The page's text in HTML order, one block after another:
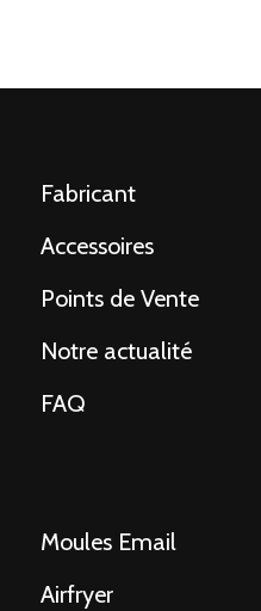
Fabricant
Accessoires
Points de Vente
Notre actualité
FAQ
Moules Email
Airfryer